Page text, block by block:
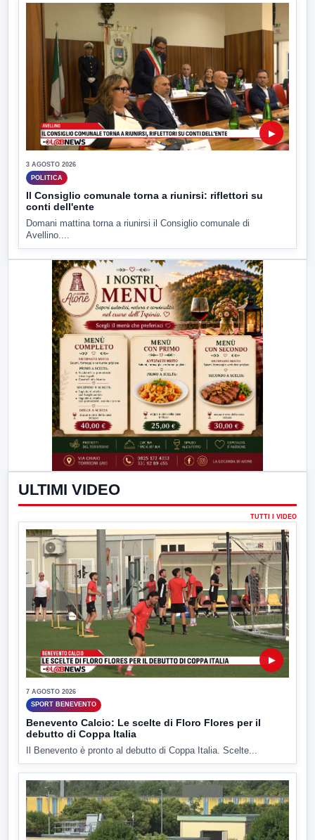
▶
3 AGOSTO 2026
POLITICA
Il Consiglio comunale torna a riunirsi: riflettori su
conti dell'ente
Domani mattina torna a riunirsi il Consiglio comunale di
Avellino....
ULTIMI VIDEO
TUTTI I VIDEO
▶
7 AGOSTO 2026
SPORT BENEVENTO
Benevento Calcio: Le scelte di Floro Flores per il
debutto di Coppa Italia
Il Benevento è pronto al debutto di Coppa Italia. Scelte...